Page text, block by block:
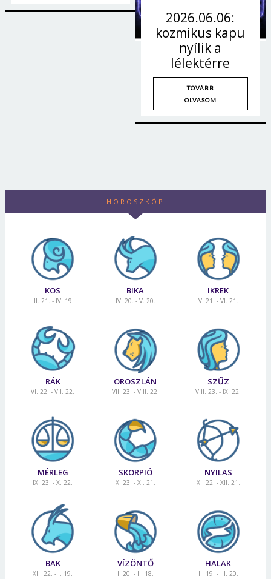
2026.06.06:
kozmikus kapu
nyílik a
lélektérre
TOVÁBB
OLVASOM
HOROSZKÓP
KOS
III. 21. - IV. 19.
BIKA
IV. 20. - V. 20.
IKREK
V. 21. - VI. 21.
RÁK
VI. 22. - VII. 22.
OROSZLÁN
VII. 23. - VIII. 22.
SZŰZ
VIII. 23. - IX. 22.
MÉRLEG
IX. 23. - X. 22.
SKORPIÓ
X. 23. - XI. 21.
NYILAS
XI. 22. - XII. 21.
BAK
XII. 22. - I. 19.
VÍZÖNTŐ
I. 20. - II. 18.
HALAK
II. 19. - III. 20.